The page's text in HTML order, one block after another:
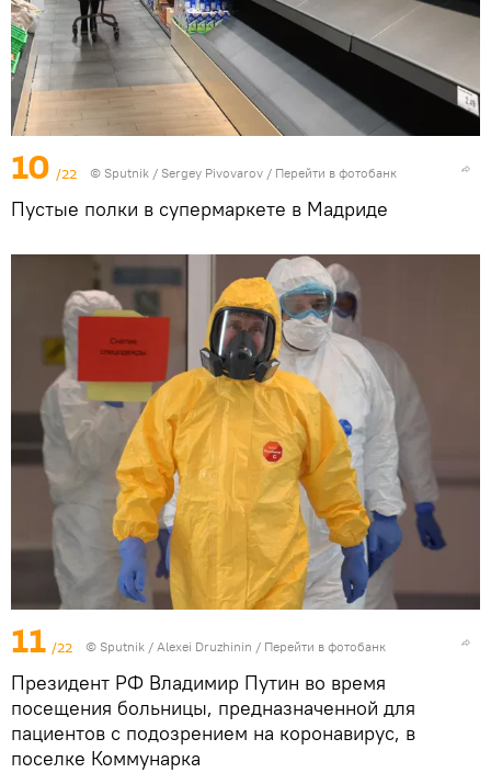
10 /22 © Sputnik / Sergey Pivovarov / Перейти в фотобанк
Пустые полки в супермаркете в Мадриде
11 /22 © Sputnik / Alexei Druzhinin / Перейти в фотобанк
Президент РФ Владимир Путин во время
посещения больницы, предназначенной для
пациентов с подозрением на коронавирус, в
поселке Коммунарка